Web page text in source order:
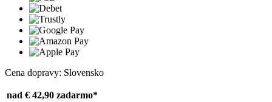
Cena dopravy: Slovensko
nad € 42,90 zadarmo*